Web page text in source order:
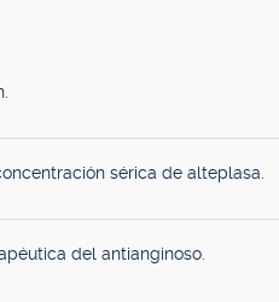
sérica de alteplasa.
del antianginoso.